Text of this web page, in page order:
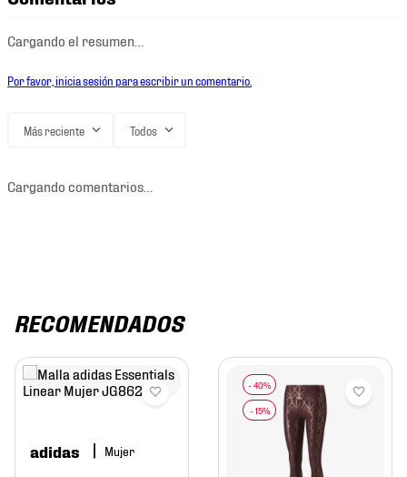
Cargando el resumen…
Por favor, inicia sesión para escribir un comentario.
Más reciente Todos
Cargando comentarios…
RECOMENDADOS
adidas Mujer